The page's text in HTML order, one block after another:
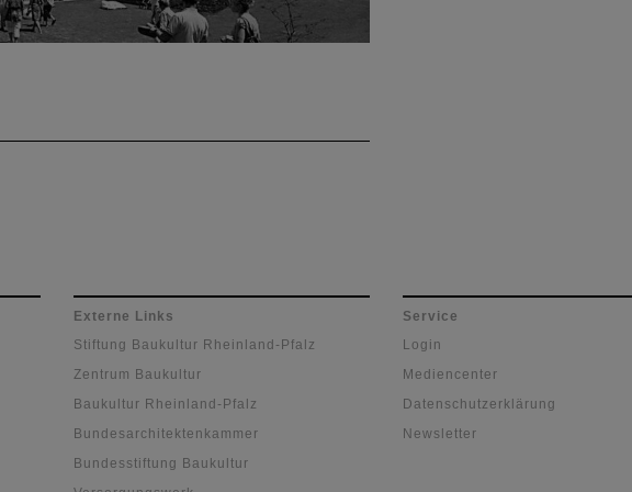
Externe Links
Stiftung Baukultur Rheinland-Pfalz
Zentrum Baukultur
Baukultur Rheinland-Pfalz
Bundesarchitektenkammer
Bundesstiftung Baukultur
Service
Login
Mediencenter
Datenschutzerklärung
Newsletter